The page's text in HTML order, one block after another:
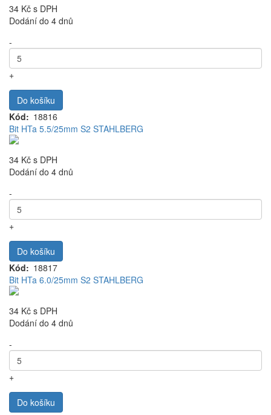
34 Kč s DPH
Dodání do 4 dnů
-
+
Do košíku
Kód
18816
Bit HTa 5.5/25mm S2 STAHLBERG
34 Kč s DPH
Dodání do 4 dnů
-
+
Do košíku
Kód
18817
Bit HTa 6.0/25mm S2 STAHLBERG
34 Kč s DPH
Dodání do 4 dnů
-
+
Do košíku